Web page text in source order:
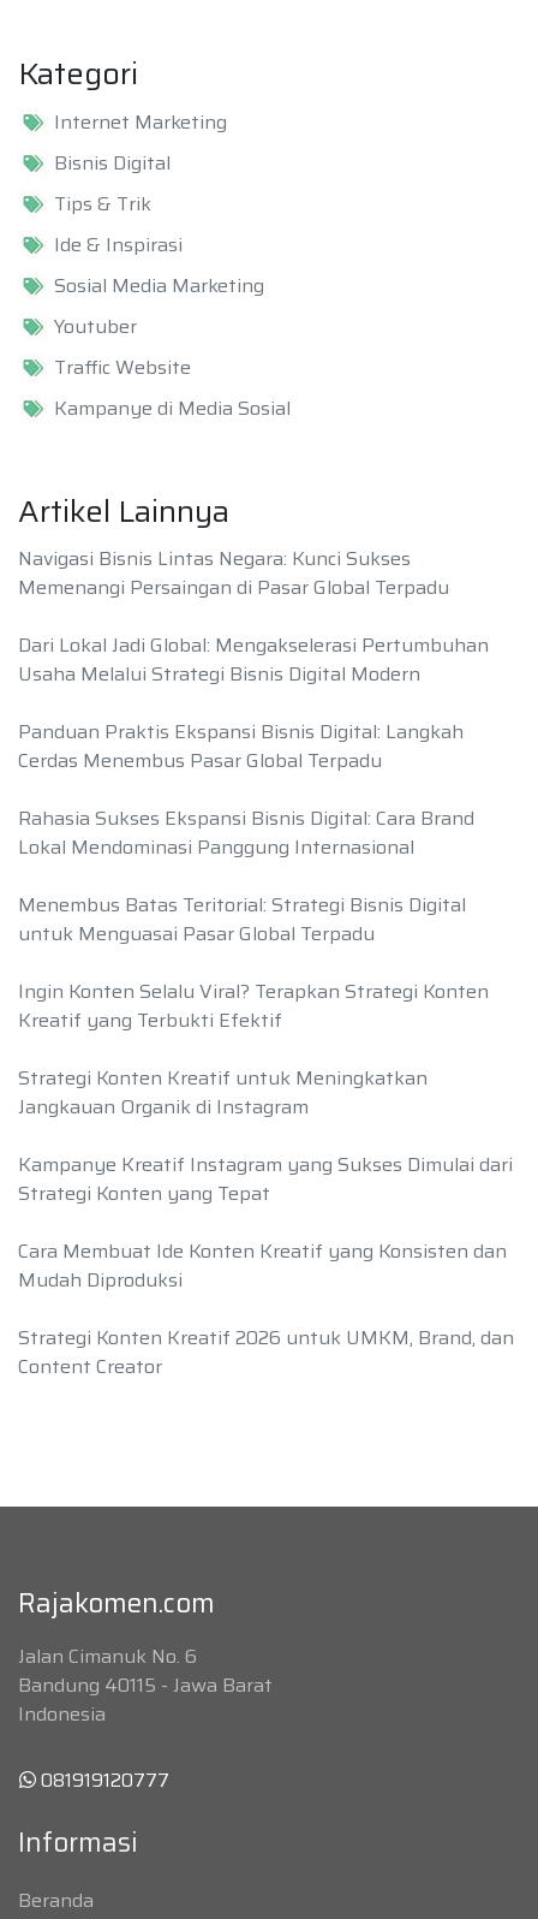
Kategori
Internet Marketing
Bisnis Digital
Tips & Trik
Ide & Inspirasi
Sosial Media Marketing
Youtuber
Traffic Website
Kampanye di Media Sosial
Artikel Lainnya
Navigasi Bisnis Lintas Negara: Kunci Sukses
Memenangi Persaingan di Pasar Global Terpadu
Dari Lokal Jadi Global: Mengakselerasi Pertumbuhan
Usaha Melalui Strategi Bisnis Digital Modern
Panduan Praktis Ekspansi Bisnis Digital: Langkah
Cerdas Menembus Pasar Global Terpadu
Rahasia Sukses Ekspansi Bisnis Digital: Cara Brand
Lokal Mendominasi Panggung Internasional
Menembus Batas Teritorial: Strategi Bisnis Digital
untuk Menguasai Pasar Global Terpadu
Ingin Konten Selalu Viral? Terapkan Strategi Konten
Kreatif yang Terbukti Efektif
Strategi Konten Kreatif untuk Meningkatkan
Jangkauan Organik di Instagram
Kampanye Kreatif Instagram yang Sukses Dimulai dari
Strategi Konten yang Tepat
Cara Membuat Ide Konten Kreatif yang Konsisten dan
Mudah Diproduksi
Strategi Konten Kreatif 2026 untuk UMKM, Brand, dan
Content Creator
Rajakomen.com
Jalan Cimanuk No. 6
Bandung 40115 - Jawa Barat
Indonesia
081919120777
Informasi
Beranda